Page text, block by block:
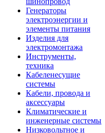
Генераторы
электроэнергии и
элементы питания
Изделия для
электромонтажа
Инструменты,
техника
Кабеленесущие
системы
Кабели, провода и
аксессуары
Климатические и
инженерные системы
Низковольтное и